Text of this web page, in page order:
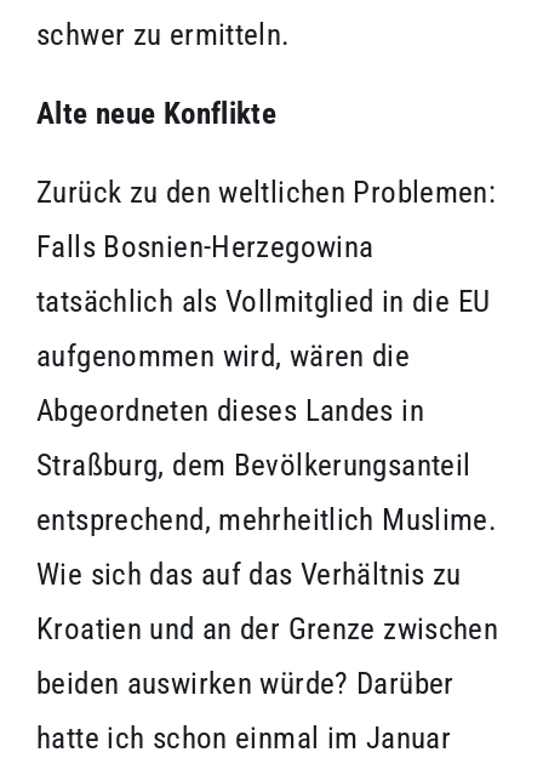
schwer zu ermitteln.
Alte neue Konflikte
Zurück zu den weltlichen Problemen:
Falls Bosnien-Herzegowina
tatsächlich als Vollmitglied in die EU
aufgenommen wird, wären die
Abgeordneten dieses Landes in
Straßburg, dem Bevölkerungsanteil
entsprechend, mehrheitlich Muslime.
Wie sich das auf das Verhältnis zu
Kroatien und an der Grenze zwischen
beiden auswirken würde? Darüber
hatte ich schon einmal im Januar